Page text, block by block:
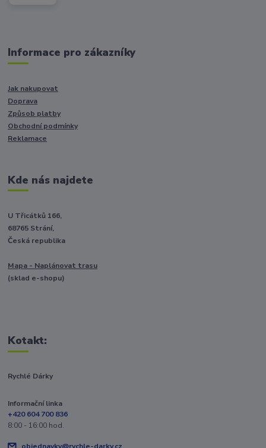
Informace pro zákazníky
Jak nakupovat
Doprava
Způsob platby
Obchodní podmínky
Reklamace
Kde nás najdete
U Třicátků 166,
68765 Strání,
Česká republika
Mapa - Naplánovat trasu
(sklad e-shopu)
Kotakt:
Rychlé Dárky
Informační linka
+420 604 700 836
8:00 - 16:00 hod.